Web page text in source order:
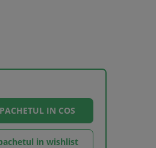
in wishlist